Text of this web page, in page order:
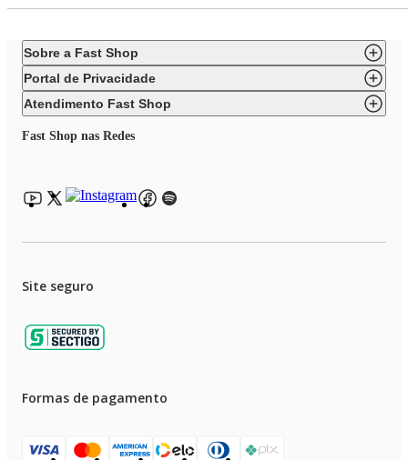
Aproveite agora mesmo!
Sobre a Fast Shop
Portal de Privacidade
Atendimento Fast Shop
Fast Shop nas Redes
Site seguro
Formas de pagamento